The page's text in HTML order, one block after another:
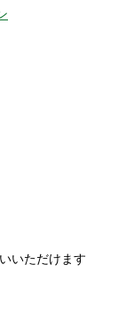
いただけます